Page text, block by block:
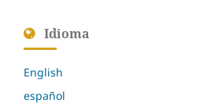
Idioma
English
español